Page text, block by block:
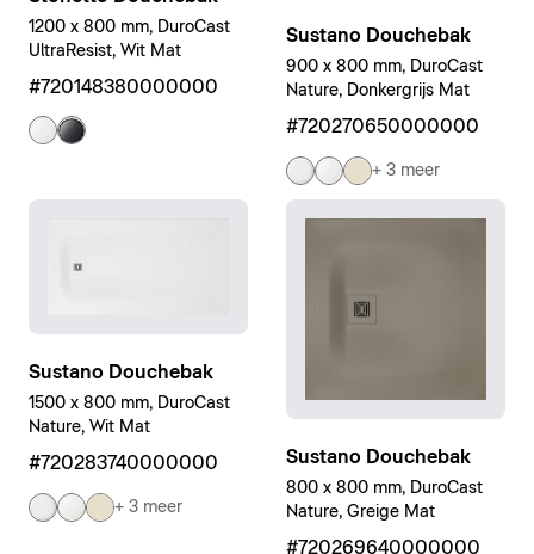
1200 x 800 mm, DuroCast
UltraResist, Wit Mat
#720148380000000
Sustano Douchebak
900 x 800 mm, DuroCast
Nature, Donkergrijs Mat
#720270650000000
+ 3 meer
Sustano Douchebak
1500 x 800 mm, DuroCast
Nature, Wit Mat
#720283740000000
+ 3 meer
Sustano Douchebak
800 x 800 mm, DuroCast
Nature, Greige Mat
#720269640000000